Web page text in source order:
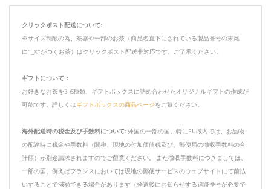
クリックポスト配送について:
※サイズ制限の為、茶器や一部のお茶（商品名直下にされている製品番号の末尾
に”_X”がつくお茶）はクリックポスト配送非対応です。ご了承ください。
ギフトについて：
お好きなお茶を3-6種類、ギフトボックスに詰め合わせたオリジナルギフトの作成が
可能です。詳しくはギフトボックスの商品ページをご覧ください。
海外配送時の税金及び手数料について:外国の一部の国、特にEU域内では、お品物
の配達時に税金や手数料（関税、現地の付加価値税及び、郵便局の徴収手数料の合
計額）が別途請求されますのでご留意ください。 また徴収手数料につきましては、
一部の国、例えばフランスにおいては現地の郵便サービスのウェブサイトにて前払
いすることで減額できる場合があります（発送後にお知らせする追跡番号が必要で